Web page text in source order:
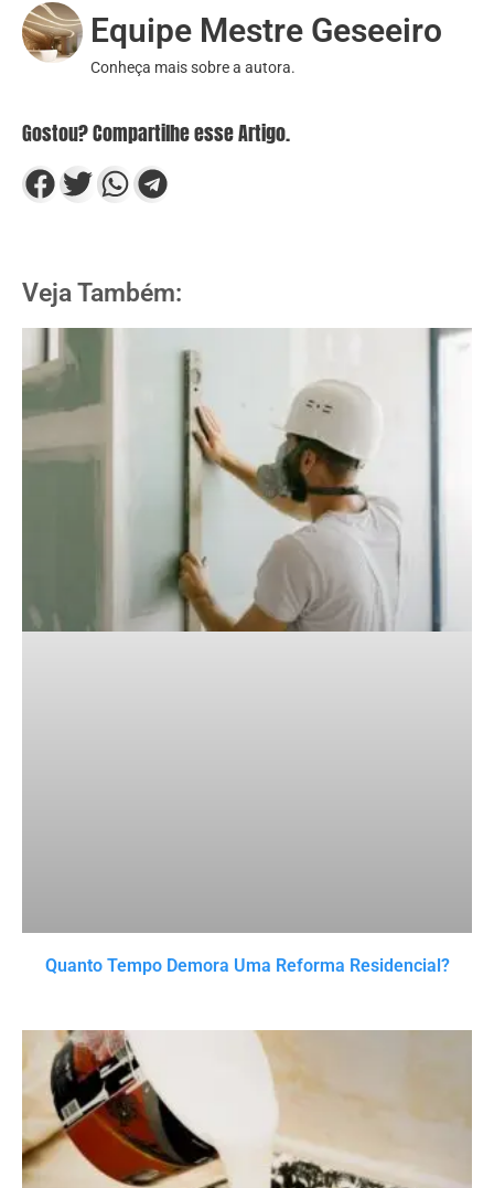
Equipe Mestre Geseeiro
Conheça mais sobre a autora.
Gostou? Compartilhe esse Artigo.
Veja Também:
Quanto Tempo Demora Uma Reforma Residencial?